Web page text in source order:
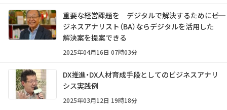
重要な経営課題を デジタルで解決するために――ビ
ジネスアナリスト（BA）ならデジタルを活用した
解決案を提案できる
2025年04月16日 07時03分
DX推進・DX人材育成手段としてのビジネスアナリ
シス実践例
2025年03月12日 19時18分